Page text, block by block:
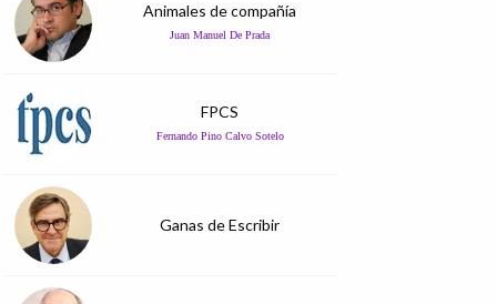
Animales de compañía
Juan Manuel De Prada
FPCS
Fernando Pino Calvo Sotelo
Ganas de Escribir